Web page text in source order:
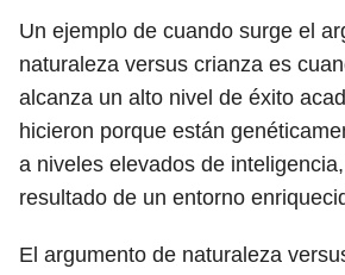
Un ejemplo de cuando surge el
naturaleza versus crianza es
alcanza un alto nivel de éxito
hicieron porque están
a niveles elevados de
resultado de un entorno
El argumento de naturaleza